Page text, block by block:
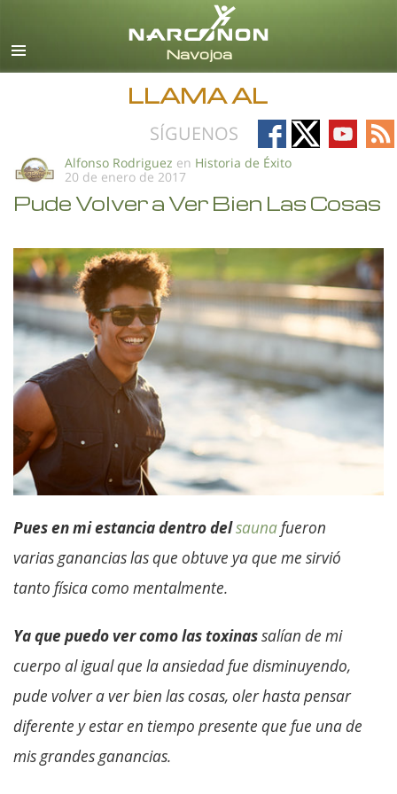
Español
Todas las Regiones/Idiomas
LLAMA AL
SÍGUENOS
Follow
on
Follow
on
Follow
on
on
Alfonso Rodriguez en Historia de Éxito
20 de enero de 2017
Pude Volver a Ver Bien Las Cosas
Pues en mi estancia dentro delsaunafueron
varias ganancias las que obtuve ya que me sirvió
tanto física como mentalmente.
Ya que puedo ver como las toxinassalían de mi
cuerpo al igual que la ansiedad fue disminuyendo,
pude volver a ver bien las cosas, oler hasta pensar
diferente y estar en tiempo presente que fue una de
mis grandes ganancias.